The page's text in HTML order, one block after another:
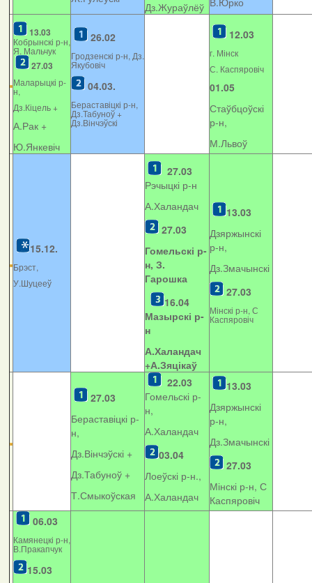
Дз.Жураўлёў
13.03
Кобрынскі р-н,
Я. Мальчук
27.03
Маларыцкі р-
н,
Дз.Кіцель +
А.Рак +
Ю.Янкевіч
26.02
Гродзенскі р-н, Дз.
Якубовіч
04.03.
Бераставіцкі р-н,
Дз.Табуноў +
Дз.Вінчэўскі
12.03
г. Мінск
С. Каспяровіч
01.05
Стаўбцоўскі
р-н,
М.Львоў
15.12.
Брэст,
У.Шуцееў
27.03
Рэчыцкі р-н
А.Халандач
27.03
Гомельскі р-
н, З.
Гарошка
16.04
Мазырскі р-
н
А.Халандач
+А.Зяцікаў
13.03
Дзяржынскі
р-н,
Дз.Змачынскі
27.03
Мінскі р-н, С
Каспяровіч
27.03
Бераставіцкі р-
н,
Дз.Вінчэўскі +
Дз.Табуноў +
Т.Смыкоўская
22.03
Гомельскі р-
н,
А.Халандач
03.04
Лоеўскі р-н.,
А.Халандач
13.03
Дзяржынскі
р-н,
Дз.Змачынскі
27.03
Мінскі р-н, С
Каспяровіч
06.03
Камянецкі р-н,
В.Пракапчук
15.03